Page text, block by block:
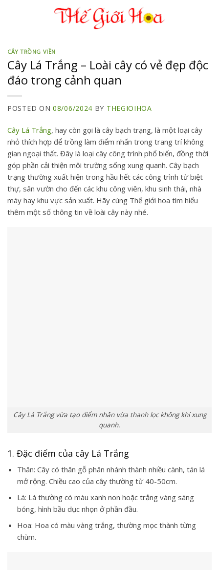
CÂY TRỒNG VIỀN
Cây Lá Trắng – Loài cây có vẻ đẹp độc
đáo trong cảnh quan
POSTED ON 08/06/2024 BY THEGIOIHOA
Cây Lá Trắng, hay còn gọi là cây bạch trạng, là một loại cây
nhỏ thích hợp để trồng làm điểm nhấn trong trang trí không
gian ngoại thất. Đây là loại cây công trình phổ biến, đồng thời
góp phần cải thiện môi trường sống xung quanh. Cây bạch
trạng thường xuất hiện trong hầu hết các công trình từ biệt
thự, sân vườn cho đến các khu công viên, khu sinh thái, nhà
máy hay khu vực sản xuất. Hãy cùng Thế giới hoa tìm hiểu
thêm một số thông tin về loài cây này nhé.
Cây Lá Trắng vừa tạo điểm nhấn vừa thanh lọc không khí xung
quanh.
1. Đặc điểm của cây Lá Trắng
Thân: Cây có thân gỗ phân nhánh thành nhiều cành, tán lá
mở rộng. Chiều cao của cây thường từ 40-50cm.
Lá: Lá thường có màu xanh non hoặc trắng vàng sáng
bóng, hình bầu dục nhọn ở phần đầu.
Hoa: Hoa có màu vàng trắng, thường mọc thành từng
chùm.